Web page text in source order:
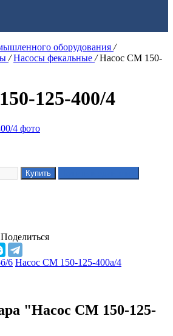
оборудования /
/ Насосы фекальные / Насос СМ 150-
125-400/4
Поделиться
6 Насос СМ 150-125-400а/4
"Насос СМ 150-125-